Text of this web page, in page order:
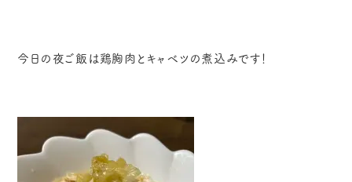
今日の夜ご飯は鶏胸肉とキャベツの煮込みです！